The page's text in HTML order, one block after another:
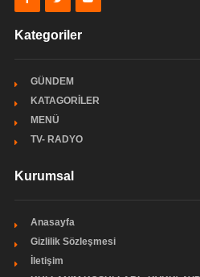
Kategoriler
GÜNDEM
KATAGORİLER
MENÜ
TV- RADYO
Kurumsal
Anasayfa
Gizlilik Sözleşmesi
İletişim